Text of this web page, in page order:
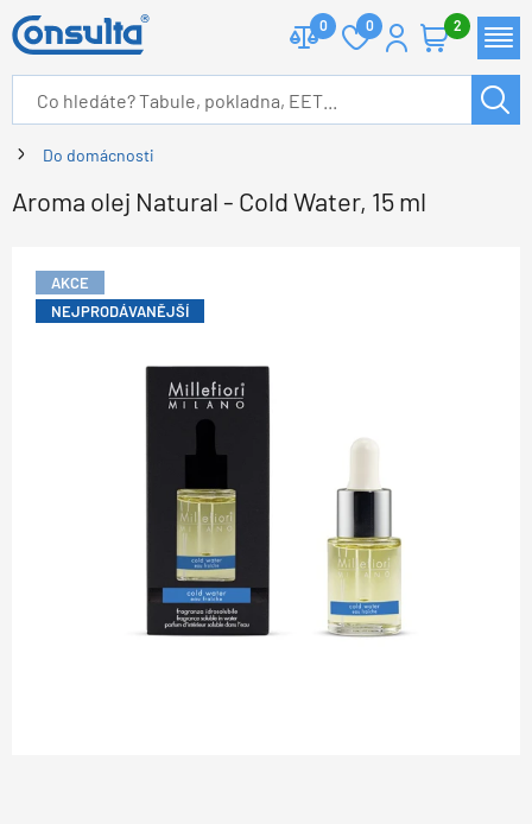
0 0 2
Do domácnosti
Aroma olej Natural - Cold Water, 15 ml
AKCE
NEJPRODÁVANĚJŠÍ